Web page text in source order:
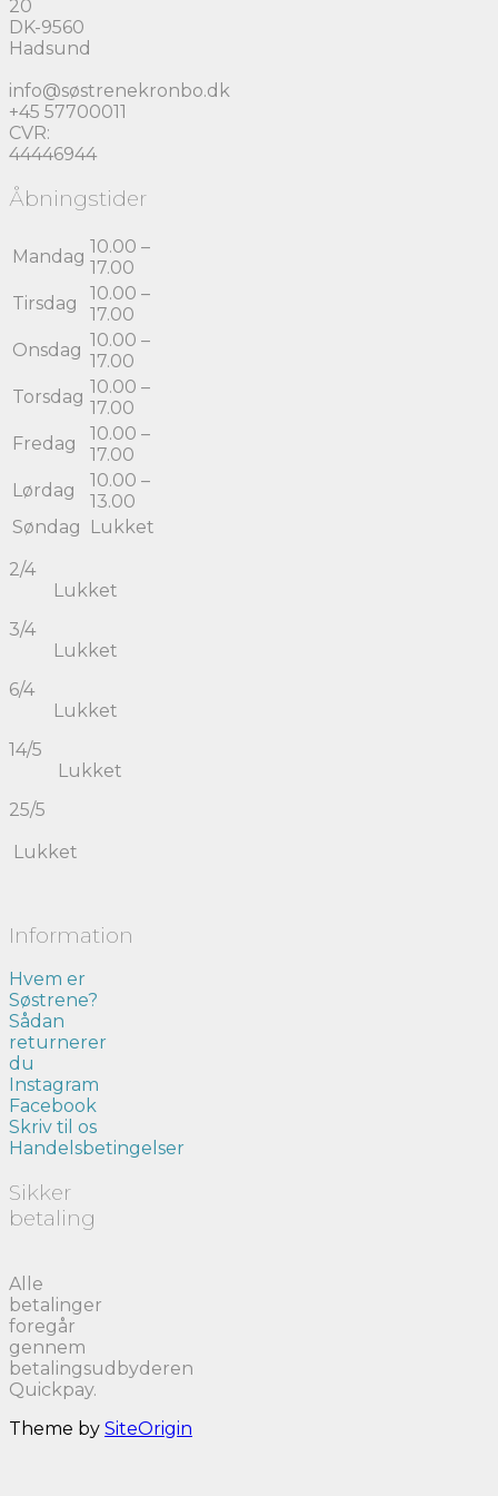
20
DK-9560
Hadsund
info@søstrenekronbo.dk
+45 57700011
CVR:
44446944
Åbningstider
Mandag 10.00 –
17.00
Tirsdag
10.00 –
17.00
Onsdag 10.00 –
17.00
Torsdag 10.00 –
17.00
Fredag
10.00 –
17.00
Lørdag
10.00 –
13.00
Søndag
Lukket
2/4
Lukket
3/4
Lukket
6/4
Lukket
14/5
Lukket
25/5
Lukket
Information
Hvem er
Søstrene?
Sådan
returnerer
du
Instagram
Facebook
Skriv til os
Handelsbetingelser
Sikker
betaling
Alle
betalinger
foregår
gennem
betalingsudbyderen
Quickpay.
Theme by SiteOrigin